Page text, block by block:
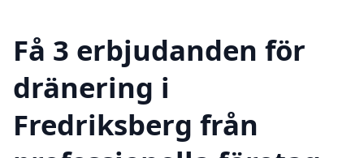
Få 3 erbjudanden för
dränering i
Fredriksberg från